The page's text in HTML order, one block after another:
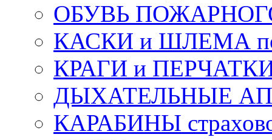
ОБУВЬ
КАСКИ и ШЛЕМА
КРАГИ и ПЕРЧАТКИ
ДЫХАТЕЛЬНЫЕ
КАРАБИНЫ